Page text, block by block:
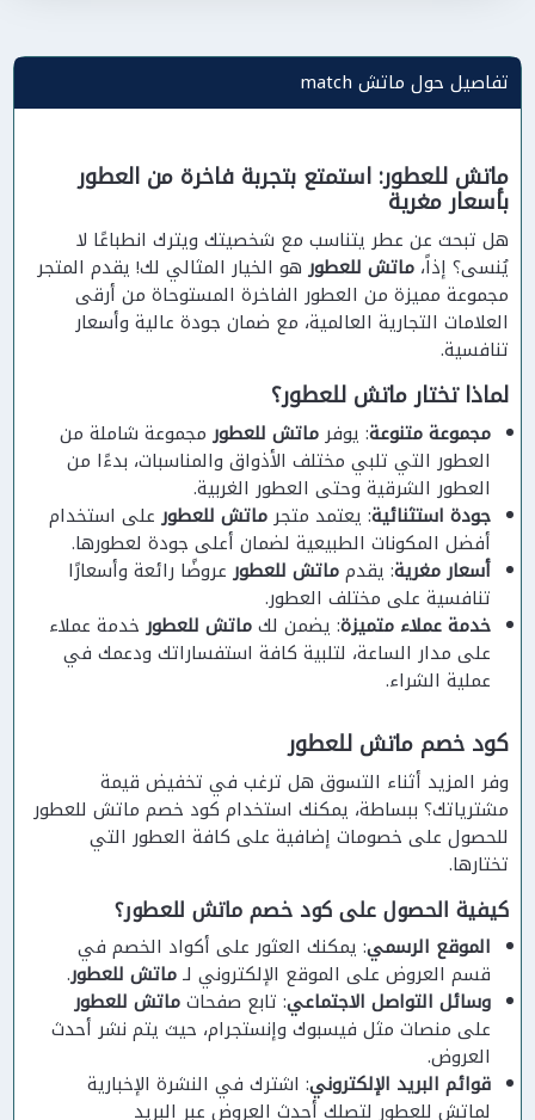
تفاصيل حول ماتش match
ماتش للعطور: استمتع بتجربة فاخرة من العطور
بأسعار مغرية
هل تبحث عن عطر يتناسب مع شخصيتك ويترك انطباعًا لا
يُنسى؟ إذاً،ماتش للعطور هو الخيار المثالي لك! يقدم المتجر
مجموعة مميزة من العطور الفاخرة المستوحاة من أرقى
العلامات التجارية العالمية، مع ضمان جودة عالية وأسعار
تنافسية.
لماذا تختار ماتش للعطور؟
مجموعة متنوعة: يوفرماتش للعطور مجموعة شاملة من
العطور التي تلبي مختلف الأذواق والمناسبات، بدءًا من
العطور الشرقية وحتى العطور الغربية.
جودة استثنائية: يعتمد متجرماتش للعطور على استخدام
أفضل المكونات الطبيعية لضمان أعلى جودة لعطورها.
أسعار مغرية: يقدمماتش للعطور عروضًا رائعة وأسعارًا
تنافسية على مختلف العطور.
خدمة عملاء متميزة: يضمن لكماتش للعطور خدمة عملاء
على مدار الساعة، لتلبية كافة استفساراتك ودعمك في
عملية الشراء.
كود خصم ماتش للعطور
وفر المزيد أثناء التسوق هل ترغب في تخفيض قيمة
مشترياتك؟ ببساطة، يمكنك استخدام كود خصم ماتش للعطور
للحصول على خصومات إضافية على كافة العطور التي
تختارها.
كيفية الحصول على كود خصم ماتش للعطور؟
الموقع الرسمي: يمكنك العثور على أكواد الخصم في
قسم العروض على الموقع الإلكتروني لـماتش للعطور.
وسائل التواصل الاجتماعي: تابع صفحاتماتش للعطور
على منصات مثل فيسبوك وإنستجرام، حيث يتم نشر أحدث
العروض.
قوائم البريد الإلكتروني: اشترك في النشرة الإخبارية
لماتش للعطور لتصلك أحدث العروض عبر البريد